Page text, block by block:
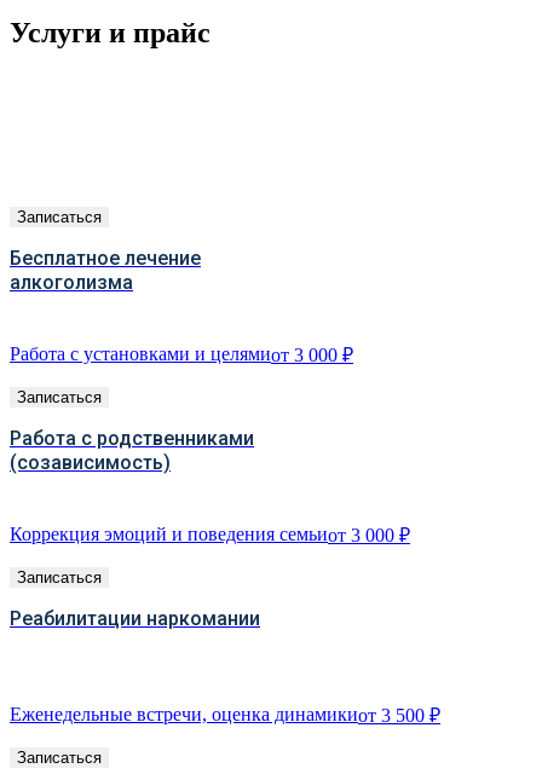
Услуги и прайc
Записаться
Бесплатное лечение
алкоголизма
Работа с установками и целямиот 3 000 ₽
Записаться
Работа с родственниками
(созависимость)
Коррекция эмоций и поведения семьиот 3 000 ₽
Записаться
Реабилитации наркомании
Еженедельные встречи, оценка динамикиот 3 500 ₽
Записаться